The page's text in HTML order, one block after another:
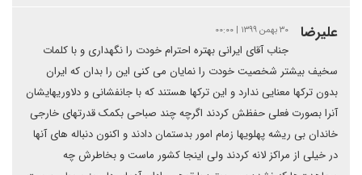
علیرضا ۳۰ بهمن ۱۳۹۹ | ۰۰:۰۰
جناب آقای ایرانی بهتره احترام خودت را نگهداری و با کلمات
سخیف بیشتر شخصیت خودت را نمایان می کنی این را بدان که ایران
بدون ترکها معنایی ندارد و این ترکها هستند که با جانفشانی و دلاوریهایشان
آنرا بصورت فعلی حفظش کردند اگرچه چند صباحی بکمک قدرتهای خارجی
خاندان بی ریشه پهلویها زمام امور بدستمان دادند و اکنون دنباله های آنها
در خیلی از مراکز لانه کردند ولی اینجا کشور ماست و بخاطرش چه